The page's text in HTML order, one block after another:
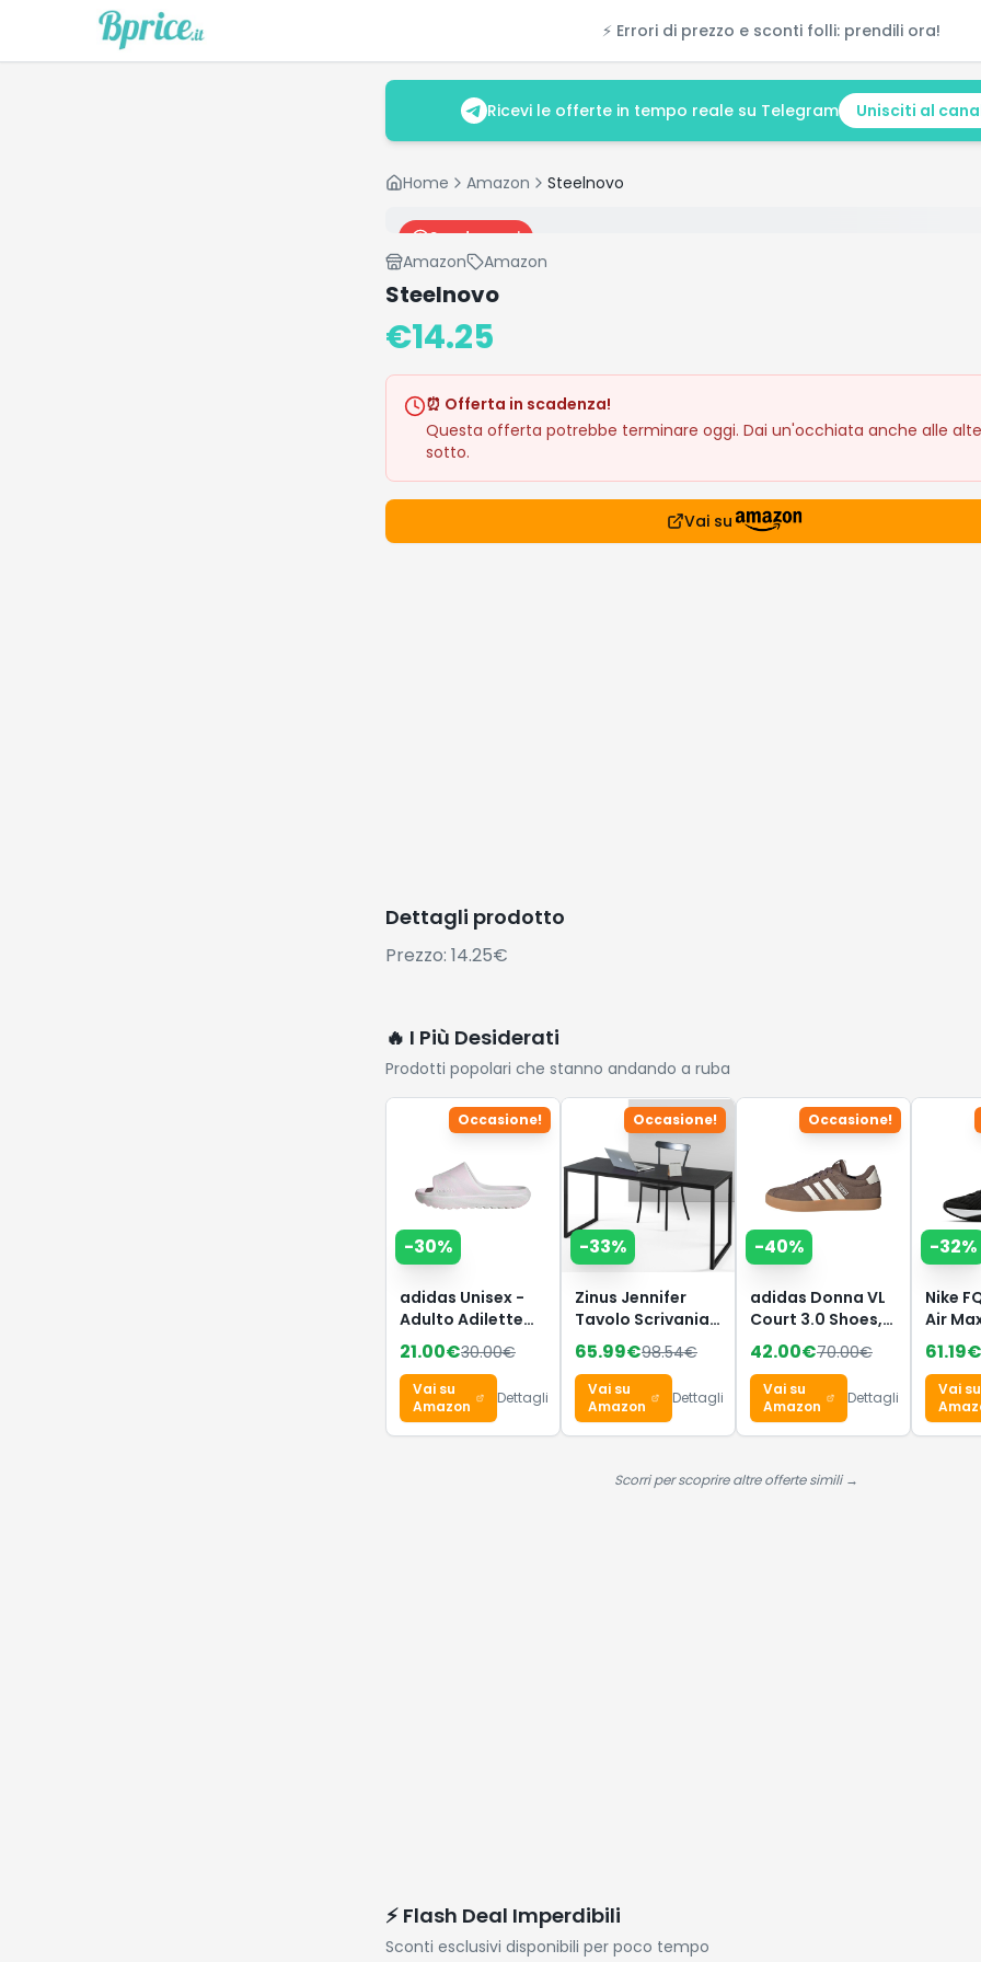
⚡ Errori di prezzo e sconti folli: prendili ora!
Ricevi le offerte in tempo reale su Telegram Unisciti al
Home Amazon Steelnovo
Scade oggi
Amazon
Amazon
Steelnovo
€14.25
⏰ Offerta in scadenza!
Questa offerta potrebbe terminare oggi. Dai un'occhiata anche alle
sotto.
Vai su
Dettagli prodotto
Prezzo: 14.25€
🔥 I Più Desiderati
Prodotti popolari che stanno andando a ruba
Occasione!
-30%
adidas Unisex -
Adulto Adilette
Lumia Slides
Sandal, Distilled
Pink/crystal
white/dash grey,
40.5 EU
21.00€30.00€
Vai su
Amazon
Dettagli
Occasione!
-33%
Zinus Jennifer
Tavolo Scrivania
160 x 61 x 74 cm -
Scrivania Ufficio
Multiuso in
Metallo e Legno -
Facile da Montare
Espresso Scuro
65.99€98.54€
Vai su
Amazon
Dettagli
Occasione!
-40%
adidas Donna VL
Court 3.0 Shoes,
Earth
Strata/Chalk
White/Gum 3, 44
EU
42.00€70.00€
Vai su
Amazon
Dettagli
-32%
Nike
Air
Black
61.19€
Vai su
Scorri per scoprire altre offerte simili →
⚡ Flash Deal Imperdibili
Sconti esclusivi disponibili per poco tempo